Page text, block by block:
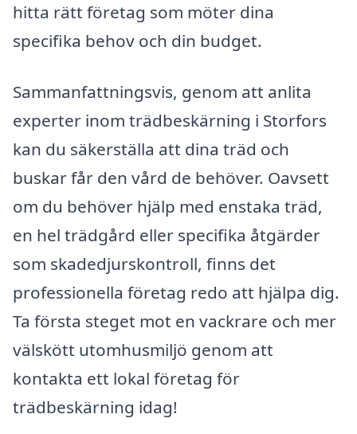
hitta rätt företag som möter dina
specifika behov och din budget.
Sammanfattningsvis, genom att anlita
experter inom trädbeskärning i Storfors
kan du säkerställa att dina träd och
buskar får den vård de behöver. Oavsett
om du behöver hjälp med enstaka träd,
en hel trädgård eller specifika åtgärder
som skadedjurskontroll, finns det
professionella företag redo att hjälpa dig.
Ta första steget mot en vackrare och mer
välskött utomhusmiljö genom att
kontakta ett lokal företag för
trädbeskärning idag!